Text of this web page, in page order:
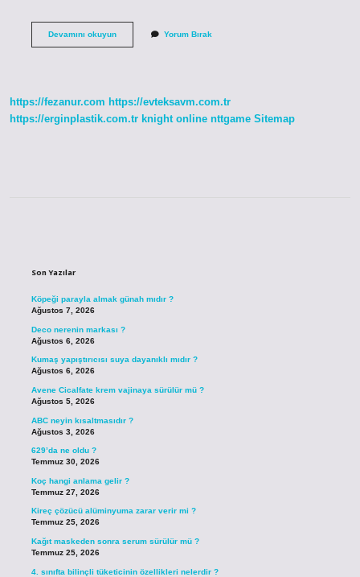
Devamını okuyunAçı
Denir
Yorum Bırak
https://fezanur.com https://evteksavm.com.tr
https://erginplastik.com.tr knight online nttgame Sitemap
Son Yazılar
Köpeği parayla almak günah mıdır ?
Ağustos 7, 2026
Deco nerenin markası ?
Ağustos 6, 2026
Kumaş yapıştırıcısı suya dayanıklı mıdır ?
Ağustos 6, 2026
Avene Cicalfate krem vajinaya sürülür mü ?
Ağustos 5, 2026
ABC neyin kısaltmasıdır ?
Ağustos 3, 2026
629’da ne oldu ?
Temmuz 30, 2026
Koç hangi anlama gelir ?
Temmuz 27, 2026
Kireç çözücü alüminyuma zarar verir mi ?
Temmuz 25, 2026
Kağıt maskeden sonra serum sürülür mü ?
Temmuz 25, 2026
4. sınıfta bilinçli tüketicinin özellikleri nelerdir ?